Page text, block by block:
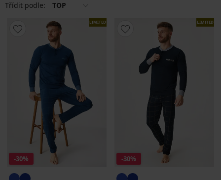
Třídit podle: TOP
LIMITED
-30%
LIMITED
-30%